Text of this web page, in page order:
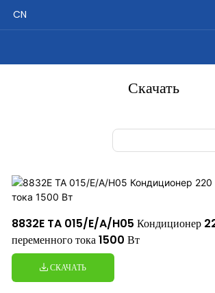
CN
Скачать
8832E TA 015/E/A/H05 Кондиционер
переменного тока 1500 Вт
СКАЧАТЬ